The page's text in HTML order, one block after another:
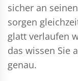
sicher an
sorgen
glatt verlaufen
das wissen Sie
genau.